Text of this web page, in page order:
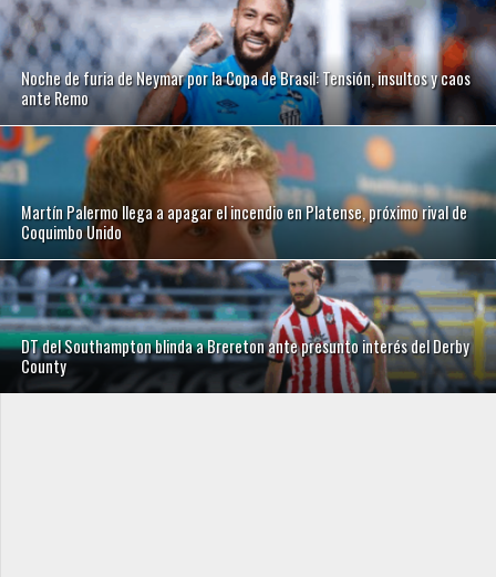
Noche de furia de Neymar por la Copa de Brasil: Tensión, insultos y caos
ante Remo
Martín Palermo llega a apagar el incendio en Platense, próximo rival de
Coquimbo Unido
DT del Southampton blinda a Brereton ante presunto interés del Derby
County